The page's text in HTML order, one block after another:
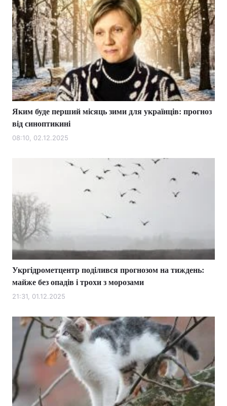
Яким буде перший місяць зими для українців: прогноз
від синоптикині
08:10, 02.12.2025
Укргідрометцентр поділився прогнозом на тиждень:
майже без опадів і трохи з морозами
21:31, 01.12.2025